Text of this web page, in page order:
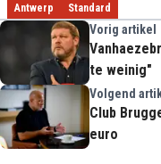
Antwerp Standard
Vorig artikel
te weinig"
Volgend
Club
euro